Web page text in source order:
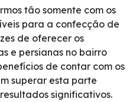
tão somente com os
para a confecção de
de oferecer os
e persianas no bairro
de contar com os
superar esta parte
significativos.